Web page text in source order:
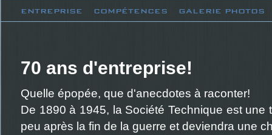
ENTREPRISE COMPÉTENCES GALERIE PHOTOS
70 ans d'entreprise!
Quelle épopée, que d'anecdotes à raconter!
De 1890 à 1945, la Société Technique est une
peu après la fin de la guerre et deviendra une